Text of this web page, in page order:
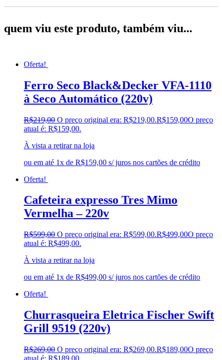
quem viu este produto, também viu...
Oferta!
Ferro Seco Black&Decker VFA-1110
à Seco Automático (220v)
R$219,00 O preço original era: R$219,00.R$159,00O preço
atual é: R$159,00.
À vista a retirar na loja
ou em até 1x de R$159,00 s/ juros nos cartões de crédito
Oferta!
Cafeteira expresso Tres Mimo
Vermelha – 220v
R$599,00 O preço original era: R$599,00.R$499,00O preço
atual é: R$499,00.
À vista a retirar na loja
ou em até 1x de R$499,00 s/ juros nos cartões de crédito
Oferta!
Churrasqueira Eletrica Fischer Swift
Grill 9519 (220v)
R$269,00 O preço original era: R$269,00.R$189,00O preço